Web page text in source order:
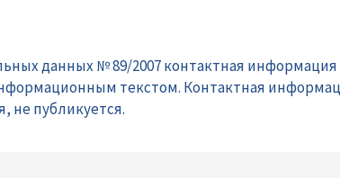
данных № 89/2007 контактная
текстом. Контактная
не публикуется.